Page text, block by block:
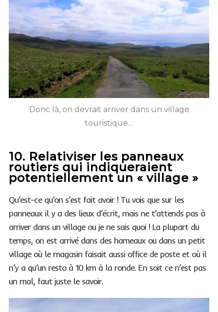
Donc là, on devrait arriver dans un village
touristique…
10. Relativiser les panneaux
routiers qui indiqueraient
potentiellement un « village »
Qu’est-ce qu’on s’est fait avoir ! Tu vois que sur les
panneaux il y a des lieux d’écrit, mais ne t’attends pas à
arriver dans un village ou je ne sais quoi ! La plupart du
temps, on est arrivé dans des hameaux ou dans un petit
village où le magasin faisait aussi office de poste et où il
n’y a qu’un resto à 10 km à la ronde. En soit ce n’est pas
un mal, faut juste le savoir.